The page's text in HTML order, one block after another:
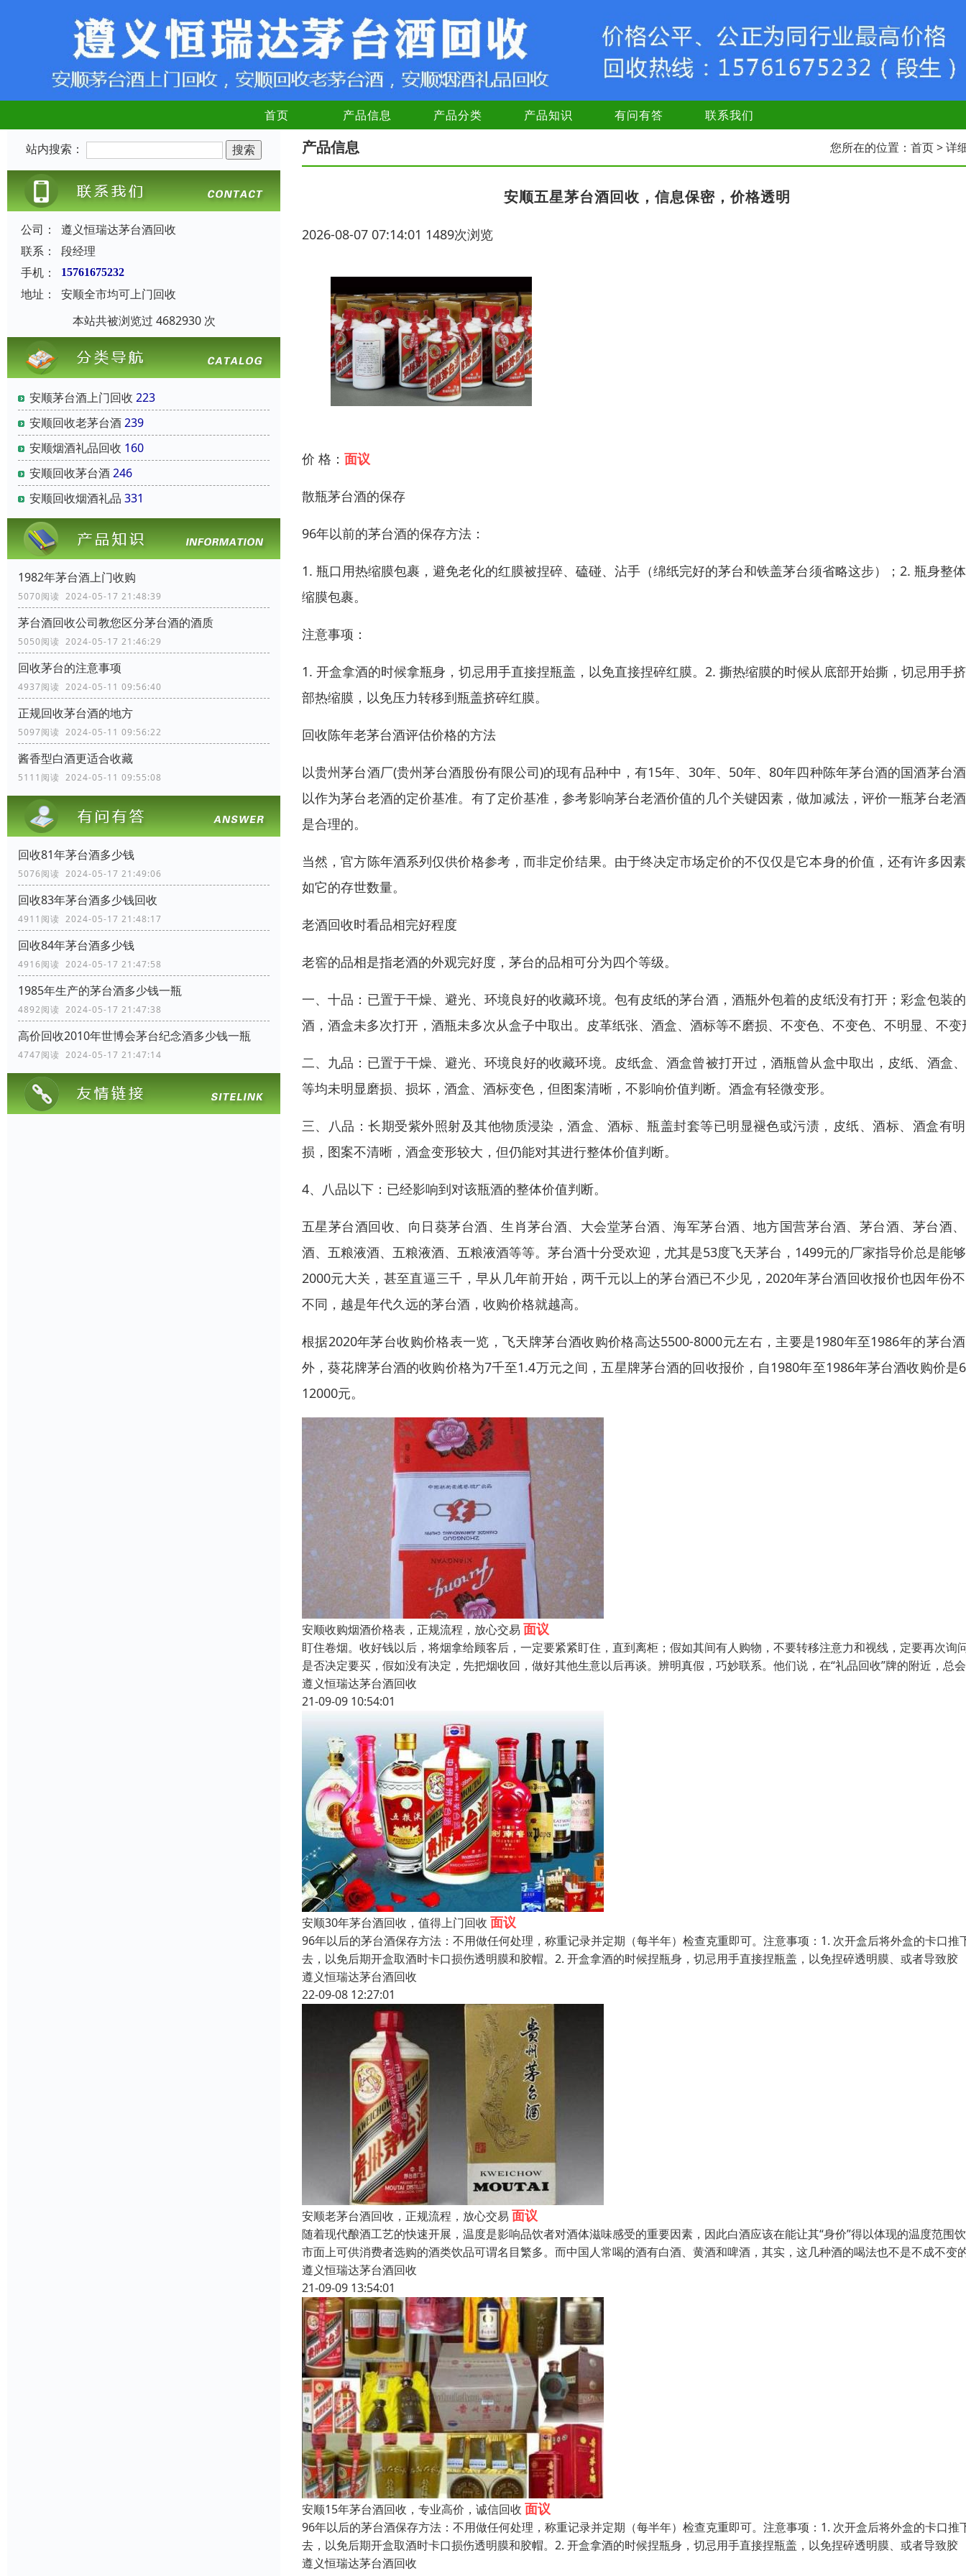
首页 产品信息 产品分类 产品知识 有问有答 联系我们
站内搜索：
公司：
遵义恒瑞达茅台酒回收
联系：
段经理
手机：
15761675232
地址：
安顺全市均可上门回收
本站共被浏览过 4682930 次
安顺茅台酒上门回收 223
安顺回收老茅台酒239
安顺烟酒礼品回收 160
安顺回收茅台酒246
安顺回收烟酒礼品 331
1982年茅台酒上门收购
5070阅读 2024-05-17 21:48:39
茅台酒回收公司教您区分茅台酒的酒质
5050阅读 2024-05-17 21:46:29
回收茅台的注意事项
4937阅读 2024-05-11 09:56:40
正规回收茅台酒的地方
5097阅读 2024-05-11 09:56:22
酱香型白酒更适合收藏
5111阅读 2024-05-11 09:55:08
回收81年茅台酒多少钱
5076阅读 2024-05-17 21:49:06
回收83年茅台酒多少钱回收
4911阅读 2024-05-17 21:48:17
回收84年茅台酒多少钱
4916阅读 2024-05-17 21:47:58
1985年生产的茅台酒多少钱一瓶
4892阅读 2024-05-17 21:47:38
高价回收2010年世博会茅台纪念酒多少钱一瓶
4747阅读 2024-05-17 21:47:14
产品信息 您所在的位置： 首页> 详
安顺五星茅台酒回收，信息保密，价格透明
2026-08-07 07:14:01 1489次浏览
价 格： 面议
散瓶茅台酒的保存
96年以前的茅台酒的保存方法：
1. 瓶口用热缩膜包裹，避免老化的红膜被捏碎、磕碰、沾手（绵纸完好的茅台和铁盖茅台须省略这步）；2. 瓶身整
缩膜包裹。
注意事项：
1. 开盒拿酒的时候拿瓶身，切忌用手直接捏瓶盖，以免直接捏碎红膜。2. 撕热缩膜的时候从底部开始撕，切忌用手
部热缩膜，以免压力转移到瓶盖挤碎红膜。
回收陈年老茅台酒评估价格的方法
以贵州茅台酒厂(贵州茅台酒股份有限公司)的现有品种中，有15年、30年、50年、80年四种陈年茅台酒的国酒茅台
以作为茅台老酒的定价基准。有了定价基准，参考影响茅台老酒价值的几个关键因素，做加减法，评价一瓶茅台老
是合理的。
当然，官方陈年酒系列仅供价格参考，而非定价结果。由于终决定市场定价的不仅仅是它本身的价值，还有许多因
如它的存世数量。
老酒回收时看品相完好程度
老窖的品相是指老酒的外观完好度，茅台的品相可分为四个等级。
一、十品：已置于干燥、避光、环境良好的收藏环境。包有皮纸的茅台酒，酒瓶外包着的皮纸没有打开；彩盒包装
酒，酒盒未多次打开，酒瓶未多次从盒子中取出。皮革纸张、酒盒、酒标等不磨损、不变色、不变色、不明显、不变
二、九品：已置于干燥、避光、环境良好的收藏环境。皮纸盒、酒盒曾被打开过，酒瓶曾从盒中取出，皮纸、酒盒
等均未明显磨损、损坏，酒盒、酒标变色，但图案清晰，不影响价值判断。酒盒有轻微变形。
三、八品：长期受紫外照射及其他物质浸染，酒盒、酒标、瓶盖封套等已明显褪色或污渍，皮纸、酒标、酒盒有
损，图案不清晰，酒盒变形较大，但仍能对其进行整体价值判断。
4、八品以下：已经影响到对该瓶酒的整体价值判断。
五星茅台酒回收、向日葵茅台酒、生肖茅台酒、大会堂茅台酒、海军茅台酒、地方国营茅台酒、茅台酒、茅台酒
酒、五粮液酒、五粮液酒、五粮液酒等等。茅台酒十分受欢迎，尤其是53度飞天茅台，1499元的厂家指导价总是能
2000元大关，甚至直逼三千，早从几年前开始，两千元以上的茅台酒已不少见，2020年茅台酒回收报价也因年份
不同，越是年代久远的茅台酒，收购价格就越高。
根据2020年茅台收购价格表一览，飞天牌茅台酒收购价格高达5500-8000元左右，主要是1980年至1986年的茅台
外，葵花牌茅台酒的收购价格为7千至1.4万元之间，五星牌茅台酒的回收报价，自1980年至1986年茅台酒收购价是
12000元。
安顺收购烟酒价格表，正规流程，放心交易 面议
盯住卷烟。收好钱以后，将烟拿给顾客后，一定要紧紧盯住，直到离柜；假如其间有人购物，不要转移注意力和视线，定要再次询
是否决定要买，假如没有决定，先把烟收回，做好其他生意以后再谈。辨明真假，巧妙联系。他们说，在“礼品回收”牌的附近，总
遵义恒瑞达茅台酒回收
21-09-09 10:54:01
安顺30年茅台酒回收，值得上门回收 面议
96年以后的茅台酒保存方法：不用做任何处理，称重记录并定期（每半年）检查克重即可。注意事项：1. 次开盒后将外盒的卡口推
去，以免后期开盒取酒时卡口损伤透明膜和胶帽。2. 开盒拿酒的时候捏瓶身，切忌用手直接捏瓶盖，以免捏碎透明膜、或者导致胶
遵义恒瑞达茅台酒回收
22-09-08 12:27:01
安顺老茅台酒回收，正规流程，放心交易 面议
随着现代酿酒工艺的快速开展，温度是影响品饮者对酒体滋味感受的重要因素，因此白酒应该在能让其“身价”得以体现的温度范围
市面上可供消费者选购的酒类饮品可谓名目繁多。而中国人常喝的酒有白酒、黄酒和啤酒，其实，这几种酒的喝法也不是不成不变
遵义恒瑞达茅台酒回收
21-09-09 13:54:01
安顺15年茅台酒回收，专业高价，诚信回收 面议
96年以后的茅台酒保存方法：不用做任何处理，称重记录并定期（每半年）检查克重即可。注意事项：1. 次开盒后将外盒的卡口推
去，以免后期开盒取酒时卡口损伤透明膜和胶帽。2. 开盒拿酒的时候捏瓶身，切忌用手直接捏瓶盖，以免捏碎透明膜、或者导致胶
遵义恒瑞达茅台酒回收